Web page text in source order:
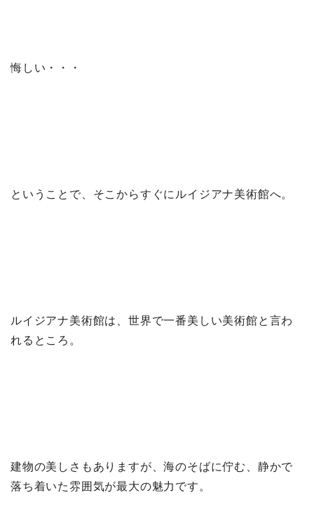
悔しい・・・
ということで、そこからすぐにルイジアナ美術館へ。
ルイジアナ美術館は、世界で一番美しい美術館と言わ
れるところ。
建物の美しさもありますが、海のそばに佇む、静かで
落ち着いた雰囲気が最大の魅力です。